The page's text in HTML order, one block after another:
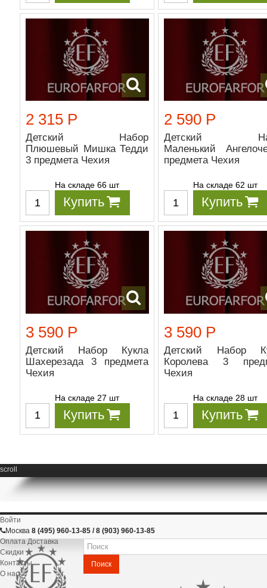
2 315 Р
Детский Набор
Плюшевый Мишка Тедди
3 предмета Чехия
На складе 66 шт
Купить
2 590 Р
Детский
Маленький
предмета Чехия
На складе 62 шт
Купить
3 590 Р
Детский Набор Кукла
Шахерезада 3 предмета
Чехия
На складе 27 шт
Купить
3 590 Р
Детский Набор
Королева 3
Чехия
На складе 28 шт
Купить
scroll
Войти
Москва 8 (495) 960-13-85 / 8 (903) 960-13-85
Оплата Доставка
Скидки
Контакты
О нас
Поиск